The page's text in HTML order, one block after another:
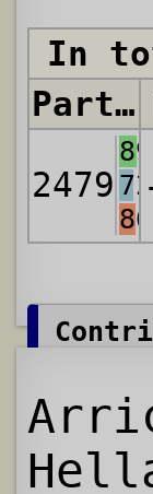
In
Partite
2479
896
861